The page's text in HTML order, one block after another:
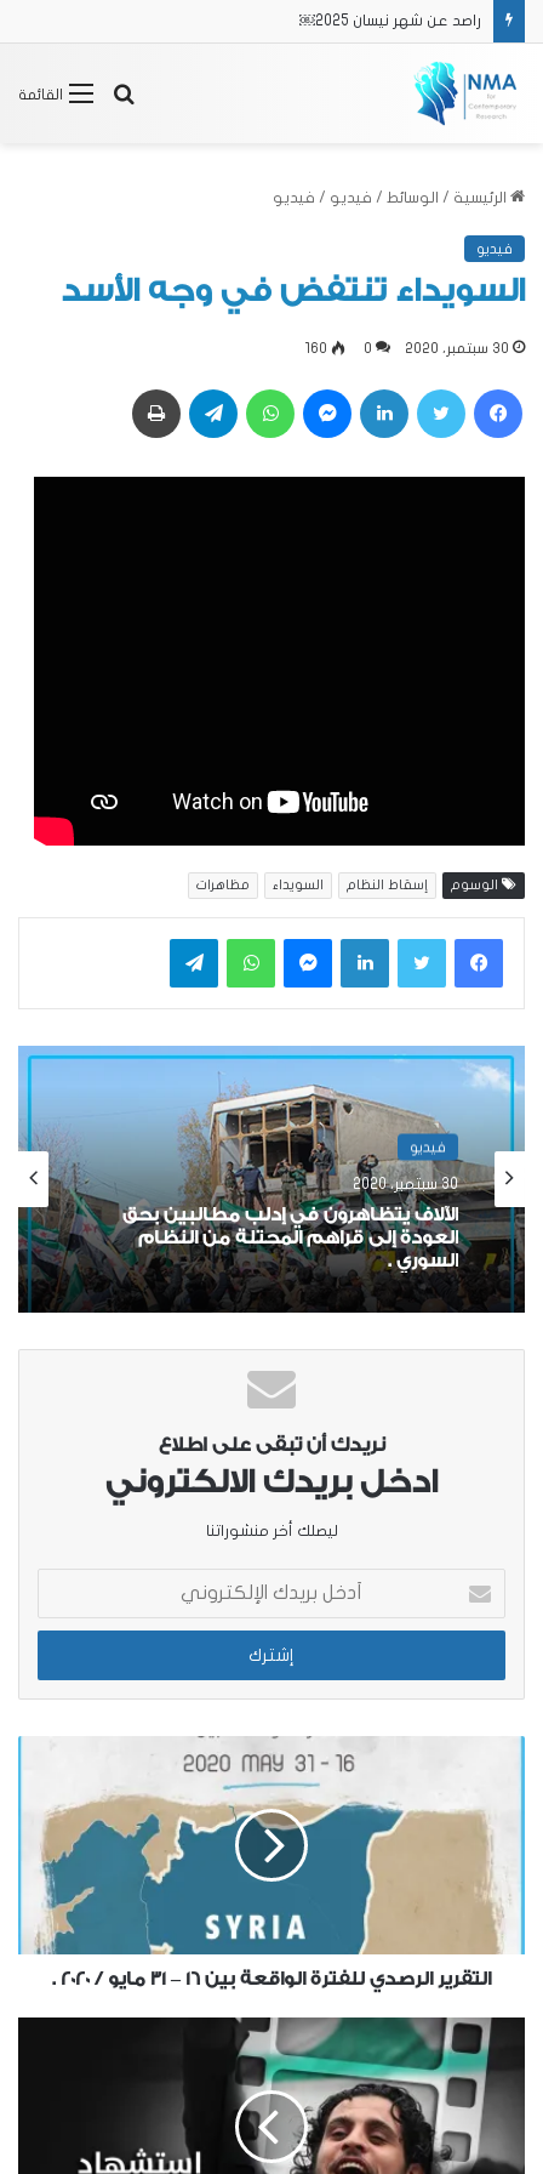
راصد عن شهر نيسان 2025￼
القائمة
بحث
الرئيسية / الوسائط / فيديو / فيديو
فيديو
السويداء تنتفض في وجه الأسد
30 سبتمبر، 2020 0
160
فيسبوك تويتر لينكدإن ماسنجر واتساب تيلقرام
الوسوم إسقاط النظام السويداء مظاهرات
فيسبوكتويتر لينكدإن ماسنجر واتساب تيلقرام
فيديو
30 سبتمبر، 2020
الآلاف يتظاهرون في إدلب مطالبين بحق
العودة إلى قراهم المحتلة من النظام
السوري .
نريدك أن تبقى على اطلاع
ادخل بريدك الالكتروني
ليصلك أخر منشوراتنا
بريدك
الإلكتروني
التقرير الرصدي للفترة الواقعة بين 16 – 31 مايو / 2020 .